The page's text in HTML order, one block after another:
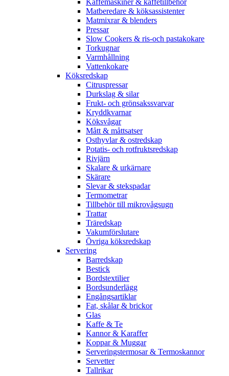
Kaffemaskiner & kaffetillbehör
Matberedare & köksassistenter
Matmixrar & blenders
Pressar
Slow Cookers & ris-och pastakokare
Torkugnar
Varmhållning
Vattenkokare
Köksredskap
Citruspressar
Durkslag & silar
Frukt- och grönsakssvarvar
Kryddkvarnar
Köksvågar
Mått & måttsatser
Osthyvlar & ostredskap
Potatis- och rotfruktsredskap
Rivjärn
Skalare & urkärnare
Skärare
Slevar & stekspadar
Termometrar
Tillbehör till mikrovågsugn
Trattar
Träredskap
Vakumförslutare
Övriga köksredskap
Servering
Barredskap
Bestick
Bordstextilier
Bordsunderlägg
Engångsartiklar
Fat, skålar & brickor
Glas
Kaffe & Te
Kannor & Karaffer
Koppar & Muggar
Serveringstermosar & Termoskannor
Servetter
Tallrikar